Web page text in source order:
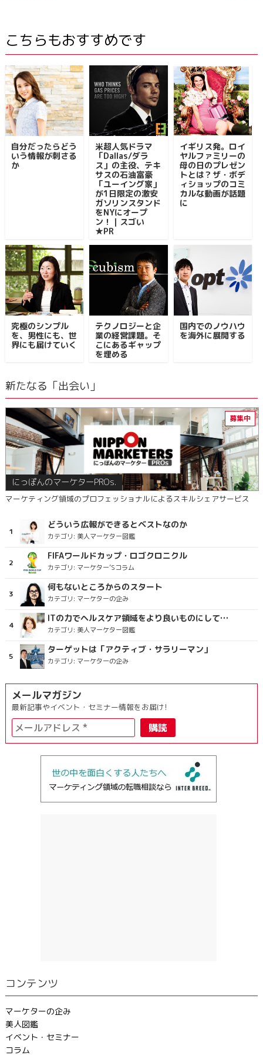
こちらもおすすめです
自分だったらどう
いう情報が刺さる
か
米超人気ドラマ
「Dallas/ダラ
ス」の主役、テキ
サスの石油富豪
「ユーイング家」
が1日限定の激安
ガソリンスタンド
をNYにオープ
ン！｜スゴい
★PR
イギリス発。ロイ
ヤルファミリーの
母の日のプレゼン
トとは？ザ・ボデ
ィショップのコミ
カルな動画が話題
に
究極のシンプル
を、男性にも、世
界にも届けていく
テクノロジーと企
業の経営課題。そ
こにあるギャップ
を埋める
国内でのノウハウ
を海外に展開する
新たなる「出会い」
にっぽんのマーケターPROs.
マーケティング領域のプロフェッショナルによるスキルシェアサービス
どういう広報ができるとベストなのか
カテゴリ: 美人マーケター図鑑
FIFAワールドカップ・ロゴクロニクル
カテゴリ: マーケター’Sコラム
何もないところからのスタート
カテゴリ: マーケターの企み
ITの力でヘルスケア領域をより良いものにしていくこと
カテゴリ: 美人マーケター図鑑
ターゲットは「アクティブ・サラリーマン」
カテゴリ: マーケターの企み
メールマガジン
最新記事やイベント・セミナー情報をお届け!
コンテンツ
マーケターの企み
美人図鑑
イベント・セミナー
コラム